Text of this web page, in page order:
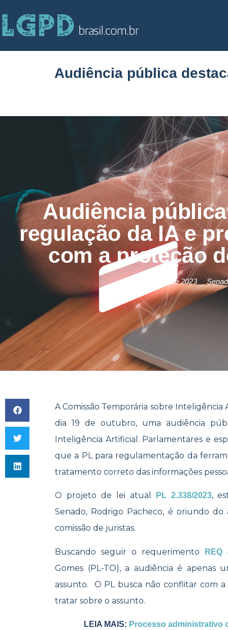
Audiência pública
Audiência
regulação da IA e
com a proteção
25 de outubro de 2023
A Comissão Temporária sobre
dia 19 de outubro, uma audiência
Inteligência Artificial. Parlamentares e
que a PL para regulamentação da
tratamento correto das informações
O projeto de lei atual PL 2.338/2023,
Senado, Rodrigo Pacheco, é oriundo
comissão de juristas.
Buscando seguir o requerimento REQ
Gomes (PL-TO), a audiência é apenas
assunto. O PL busca não conflitar com
tratar sobre o assunto.
LEIA MAIS: Processo administrativo